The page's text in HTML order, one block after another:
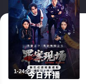
1-24全集/大结局